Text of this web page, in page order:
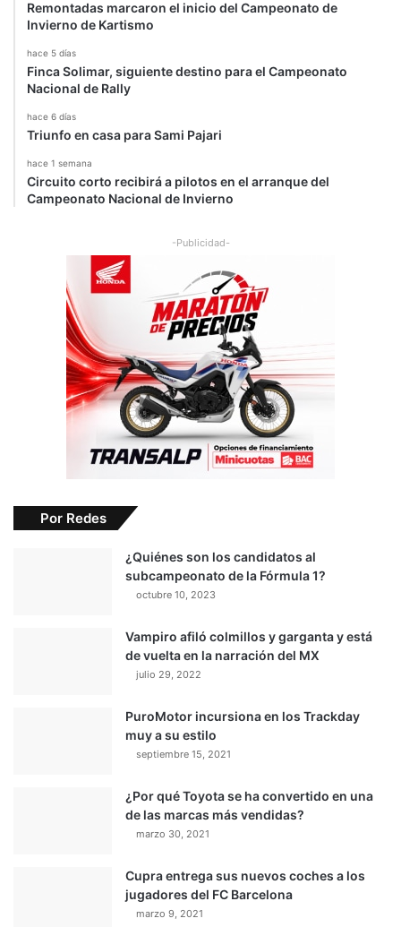
Remontadas marcaron el inicio del Campeonato de
Invierno de Kartismo
hace 5 días
Finca Solimar, siguiente destino para el Campeonato
Nacional de Rally
hace 6 días
Triunfo en casa para Sami Pajari
hace 1 semana
Circuito corto recibirá a pilotos en el arranque del
Campeonato Nacional de Invierno
-Publicidad-
Por Redes
¿Quiénes son los candidatos al
subcampeonato de la Fórmula 1?
octubre 10, 2023
Vampiro afiló colmillos y garganta y está
de vuelta en la narración del MX
julio 29, 2022
PuroMotor incursiona en los Trackday
muy a su estilo
septiembre 15, 2021
¿Por qué Toyota se ha convertido en una
de las marcas más vendidas?
marzo 30, 2021
Cupra entrega sus nuevos coches a los
jugadores del FC Barcelona
marzo 9, 2021